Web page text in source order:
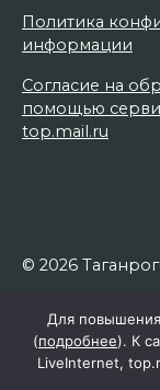
Политика
информации
Согласие на
помощью
top.mail.ru
© 2026
Для
(подробнее). К
LiveInternet,